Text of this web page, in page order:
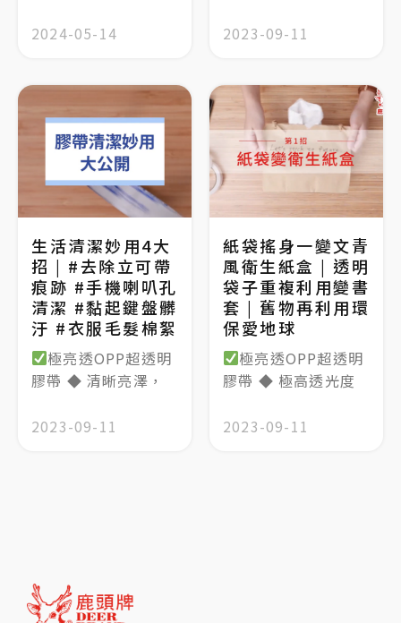
2024-05-14 2023-09-11
生活清潔妙用4大
招 | #去除立可帶
痕跡 #手機喇叭孔
清潔 #黏起鍵盤髒
汙 #衣服毛髮棉絮
極亮透OPP超透明
膠帶 ◆ 清晰亮澤，
2023-09-11
紙袋搖身一變文青
風衛生紙盒 | 透明
袋子重複利用變書
套 | 舊物再利用環
保愛地球
極亮透OPP超透明
膠帶 ◆ 極高透光度
2023-09-11